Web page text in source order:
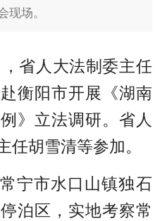
现场。
省人大法制委主任
衡阳市开展《湖南
》立法调研。省人
任胡雪清等参加。
宁市水口山镇独石
泊区，实地考察常